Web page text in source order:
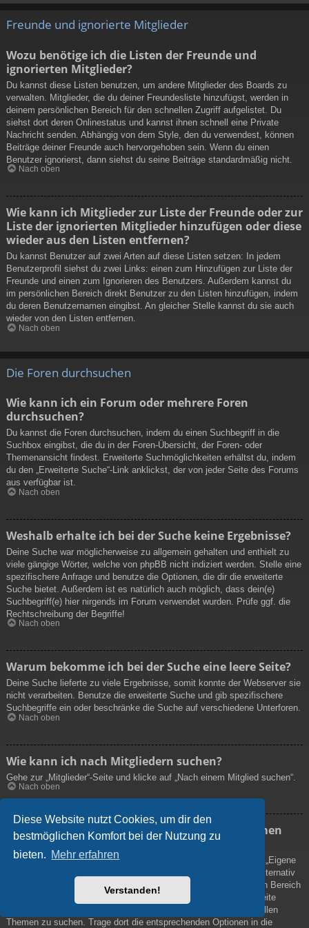
Diese Website nutzt Cookies, um dir den
bestmöglichen Komfort bei der Nutzung zu
bieten. Mehr erfahren
Verstanden!
Freunde und ignorierte Mitglieder
Wozu benötige ich die Listen der Freunde und
ignorierten Mitglieder?
Du kannst diese Listen benutzen, um andere Mitglieder des Boards zu
verwalten. Mitglieder, die du deiner Freundesliste hinzufügst, werden in
deinem persönlichen Bereich für den schnellen Zugriff aufgelistet. Du
siehst dort deren Onlinestatus und kannst ihnen schnell eine Private
Nachricht senden. Abhängig von dem Style, den du verwendest, können
Beiträge deiner Freunde auch hervorgehoben sein. Wenn du einen
Benutzer ignorierst, dann siehst du seine Beiträge standardmäßig nicht.
Nach oben
Wie kann ich Mitglieder zur Liste der Freunde oder zur
Liste der ignorierten Mitglieder hinzufügen oder diese
wieder aus den Listen entfernen?
Du kannst Benutzer auf zwei Arten auf diese Listen setzen: In jedem
Benutzerprofil siehst du zwei Links: einen zum Hinzufügen zur Liste der
Freunde und einen zum Ignorieren des Benutzers. Außerdem kannst du
im persönlichen Bereich direkt Benutzer zu den Listen hinzufügen, indem
du deren Benutzernamen eingibst. An gleicher Stelle kannst du sie auch
wieder von den Listen entfernen.
Nach oben
Die Foren durchsuchen
Wie kann ich ein Forum oder mehrere Foren
durchsuchen?
Du kannst die Foren durchsuchen, indem du einen Suchbegriff in die
Suchbox eingibst, die du in der Foren-Übersicht, der Foren- oder
Themenansicht findest. Erweiterte Suchmöglichkeiten erhältst du, indem
du den „Erweiterte Suche“-Link anklickst, der von jeder Seite des Forums
aus verfügbar ist.
Nach oben
Weshalb erhalte ich bei der Suche keine Ergebnisse?
Deine Suche war möglicherweise zu allgemein gehalten und enthielt zu
viele gängige Wörter, welche von phpBB nicht indiziert werden. Stelle eine
spezifischere Anfrage und benutze die Optionen, die dir die erweiterte
Suche bietet. Außerdem ist es natürlich auch möglich, dass dein(e)
Suchbegriff(e) hier nirgends im Forum verwendet wurden. Prüfe ggf. die
Rechtschreibung der Begriffe!
Nach oben
Warum bekomme ich bei der Suche eine leere Seite?
Deine Suche lieferte zu viele Ergebnisse, somit konnte der Webserver sie
nicht verarbeiten. Benutze die erweiterte Suche und gib spezifischere
Suchbegriffe ein oder beschränke die Suche auf verschiedene Unterforen.
Nach oben
Wie kann ich nach Mitgliedern suchen?
Gehe zur „Mitglieder“-Seite und klicke auf „Nach einem Mitglied suchen“.
Nach oben
Wie kann ich meine eigenen Beiträge und Themen
finden?
Deine eigenen Beiträge kannst du dir anzeigen lassen, indem du „Eigene
Beiträge“ im Schnellzugriff oben auf der Boardseite auswählst. Alternativ
kannst du auch „Deine Beiträge anzeigen“ in deinem persönlichen Bereich
oder „Beiträge des Benutzers suchen“ auf deiner eigenen Profilseite
verwenden. Benutze die erweiterte Suche, um nach von dir erstellen
Themen zu suchen. Trage dort die entsprechenden Optionen in die